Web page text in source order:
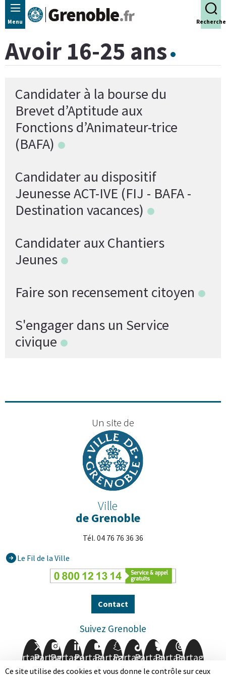
Panneau de gestion des cookies
Ce site utilise des cookies et vous donne le contrôle sur ceux
Menu Recherche
Avoir 16-25 ans
Candidater à la bourse du
Brevet d’Aptitude aux
Fonctions d’Animateur-trice
(BAFA)
Candidater au dispositif
Jeunesse ACT-IVE (FIJ - BAFA -
Destination vacances)
Candidater aux Chantiers
Jeunes
Faire son recensement citoyen
S'engager dans un Service
civique
Un site de
Ville
de Grenoble
Tél. 04 76 76 36 36
Le Fil de la Ville
Contact
Suivez Grenoble
Partager
sur
Partager
sur
Partager
sur
Partager
sur
Partager
sur
Partager
sur
Partager
sur
Partager
sur
Partager
sur